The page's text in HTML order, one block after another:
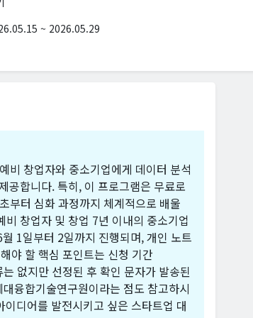
~ 2026.05.29
비 창업자와 중소기업에게 데이터 분석
공합니다. 특히, 이 프로그램은 무료로
부터 심화 과정까지 체계적으로 배울
창업자 및 창업 7년 이내의 중소기업
1일부터 2일까지 진행되며, 개인 노트
야 할 핵심 포인트는 신청 기간
없지만 선정된 후 확인 문자가 발송된
융합기술연구원이라는 점도 참고하시
디어를 발전시키고 싶은 스타트업 대